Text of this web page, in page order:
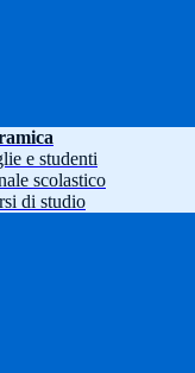
e studenti
scolastico
di studio